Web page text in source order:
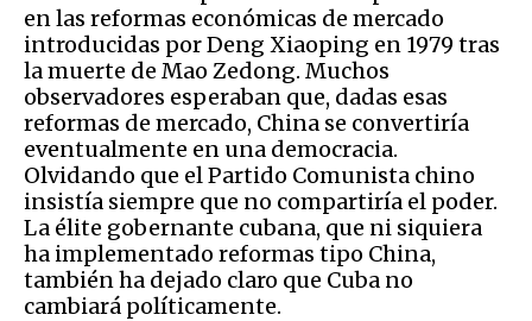
en las reformas económicas de mercado
introducidas por Deng Xiaoping en 1979 tras
la muerte de Mao Zedong. Muchos
observadores esperaban que, dadas esas
reformas de mercado, China se convertiría
eventualmente en una democracia.
Olvidando que el Partido Comunista chino
insistía siempre que no compartiría el poder.
La élite gobernante cubana, que ni siquiera
ha implementado reformas tipo China,
también ha dejado claro que Cuba no
cambiará políticamente.